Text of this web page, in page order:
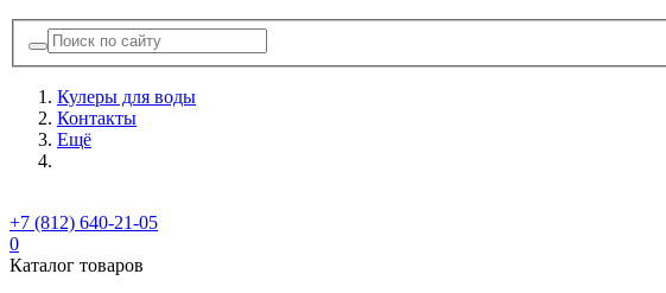
Кулеры для воды
Контакты
Ещё
+7 (812) 640-21-05
0
Каталог товаров